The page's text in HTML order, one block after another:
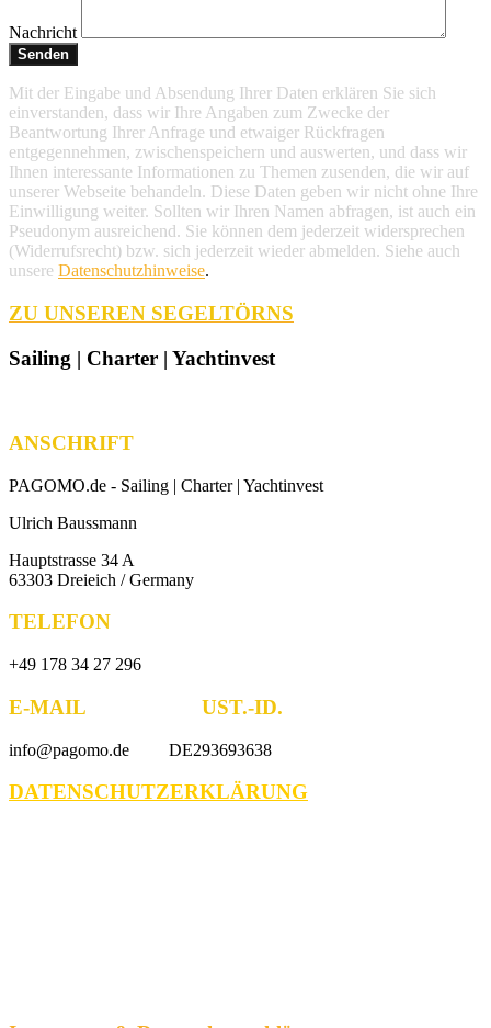
Nachricht
Mit der Eingabe und Absendung Ihrer Daten erklären Sie sich
einverstanden, dass wir Ihre Angaben zum Zwecke der
Beantwortung Ihrer Anfrage und etwaiger Rückfragen
entgegennehmen, zwischenspeichern und auswerten, und dass wir
Ihnen interessante Informationen zu Themen zusenden, die wir auf
unserer Webseite behandeln. Diese Daten geben wir nicht ohne Ihre
Einwilligung weiter. Sollten wir Ihren Namen abfragen, ist auch ein
Pseudonym ausreichend. Sie können dem jederzeit widersprechen
(Widerrufsrecht) bzw. sich jederzeit wieder abmelden. Siehe auch
unsere Datenschutzhinweise.
ZU UNSEREN SEGELTÖRNS
Sailing | Charter | Yachtinvest
ANSCHRIFT
PAGOMO.de - Sailing | Charter | Yachtinvest
Ulrich Baussmann
Hauptstrasse 34 A
63303 Dreieich / Germany
TELEFON
+49 178 34 27 296
E-MAIL UST.-ID.
info@pagomo.de DE293693638
DATENSCHUTZERKLÄRUNG